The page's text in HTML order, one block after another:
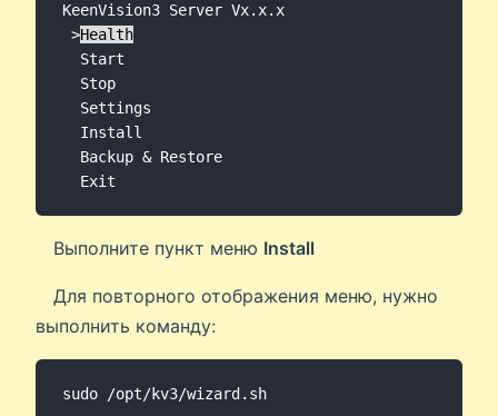
KeenVision3 Server Vx.x.x
>Health
  Start
  Stop
  Settings
  Install
  Backup & Restore
  Exit
Выполните пункт меню Install
Для повторного отображения меню, нужно
выполнить команду: